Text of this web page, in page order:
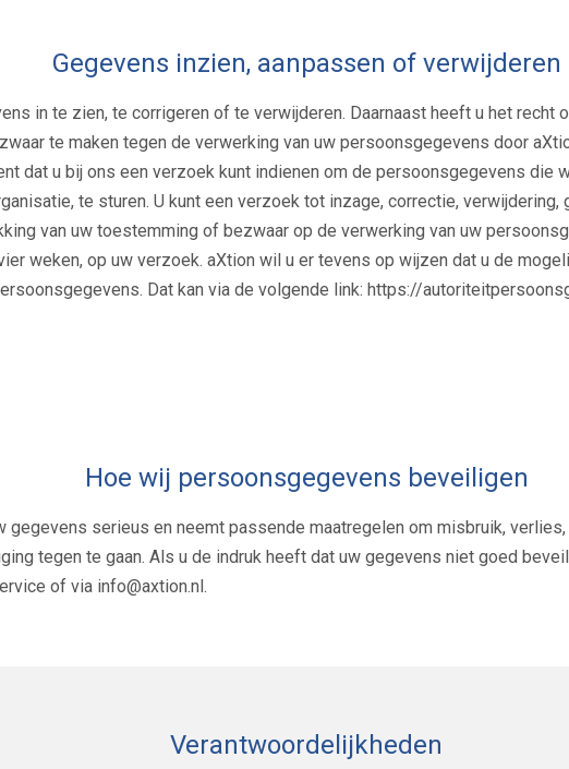
Gegevens inzien, aanpassen of verwijderen
in te zien, te corrigeren of te verwijderen. Daarnaast heeft u het recht
te maken tegen de verwerking van uw persoonsgegevens door
dat u bij ons een verzoek kunt indienen om de persoonsgegevens die
te sturen. U kunt een verzoek tot inzage, correctie,
van uw toestemming of bezwaar op de verwerking van uw
weken, op uw verzoek. aXtion wil u er tevens op wijzen dat u de
Dat kan via de volgende link: https://
Hoe wij persoonsgegevens beveiligen
gegevens serieus en neemt passende maatregelen om misbruik,
tegen te gaan. Als u de indruk heeft dat uw gegevens niet goed
of via info@axtion.nl.
Verantwoordelijkheden